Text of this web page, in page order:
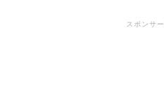
スポンサ